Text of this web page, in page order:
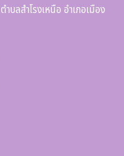
บลสำโรงเหนือ อำเภอเมือง